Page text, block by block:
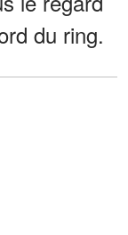
du ring.